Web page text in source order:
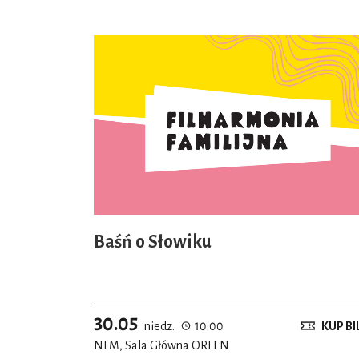
Baśń o Słowiku
30.05 niedz.
10:00
NFM, Sala Główna ORLEN
KUP